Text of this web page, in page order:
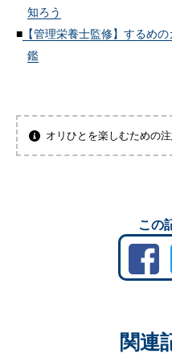
知ろう
【管理栄養士監修】するめ
鑑
オリひとを楽しむための
こ
関連